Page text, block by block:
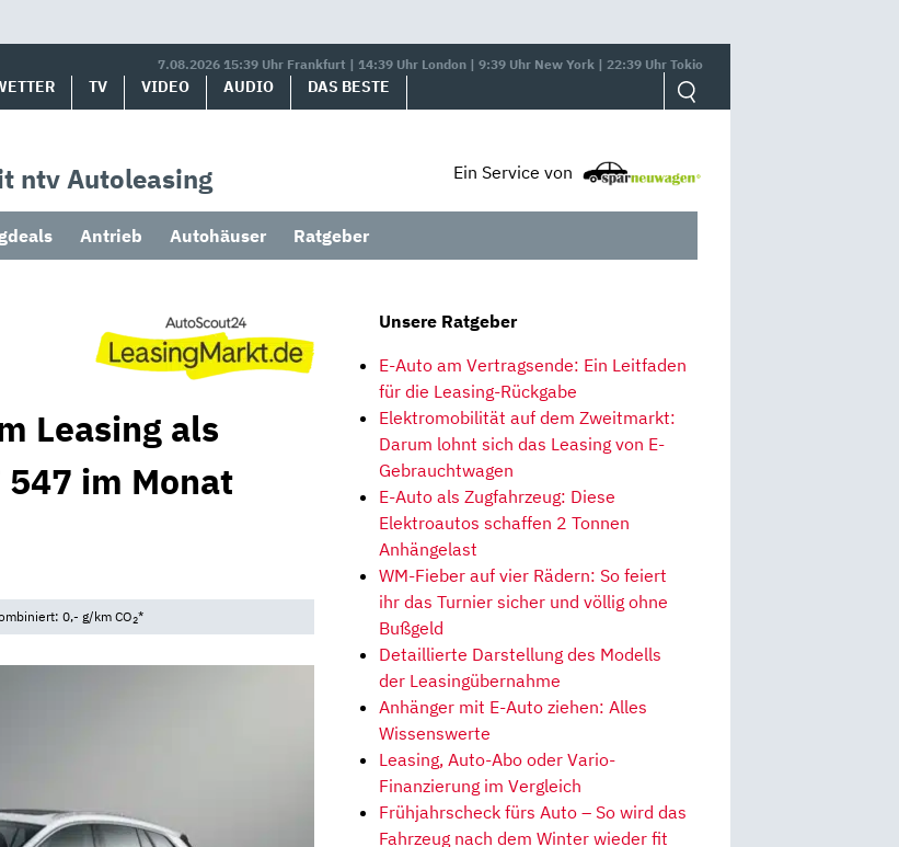
7.08.2026 15:39 Uhr Frankfurt | 14:39 Uhr London | 9:39 Uhr New York | 22:39 Uhr Tokio
TV VIDEO AUDIO DAS BESTE
ntv Autoleasing Ein Service von
Antrieb Autohäuser Ratgeber
Leasing als
im Monat
0,- g/km CO2*
Unsere Ratgeber
E-Auto am Vertragsende: Ein Leitfaden
für die Leasing-Rückgabe
Elektromobilität auf dem Zweitmarkt:
Darum lohnt sich das Leasing von E-
Gebrauchtwagen
E-Auto als Zugfahrzeug: Diese
Elektroautos schaffen 2 Tonnen
Anhängelast
WM-Fieber auf vier Rädern: So feiert
ihr das Turnier sicher und völlig ohne
Bußgeld
Detaillierte Darstellung des Modells
der Leasingübernahme
Anhänger mit E-Auto ziehen: Alles
Wissenswerte
Leasing, Auto-Abo oder Vario-
Finanzierung im Vergleich
Frühjahrscheck fürs Auto – So wird das
Fahrzeug nach dem Winter wieder fit